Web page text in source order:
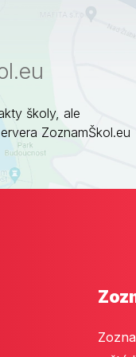
školy, ale
ZoznamŠkol.eu